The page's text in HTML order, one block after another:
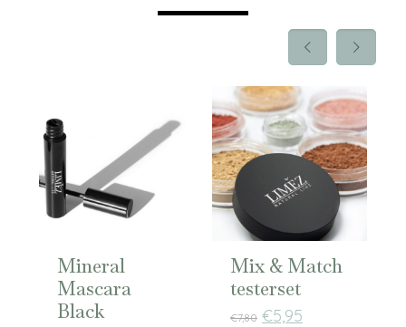
Mineral
Mascara
Black
Mix & Match
testerset
€7,80 €5,95